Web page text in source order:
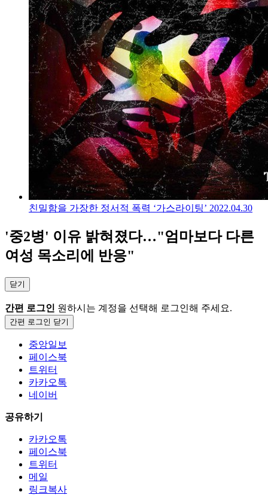
친밀함을 가장한 정서적 폭력 ‘가스라이팅’ 2022.04.30
'중2병' 이유 밝혀졌다…"엄마보다 다른
여성 목소리에 반응"
닫기
간편 로그인 원하시는 계정을 선택해 로그인해 주세요.
간편 로그인 닫기
중앙일보
페이스북
트위터
카카오톡
네이버
공유하기
카카오톡
페이스북
트위터
메일
링크복사